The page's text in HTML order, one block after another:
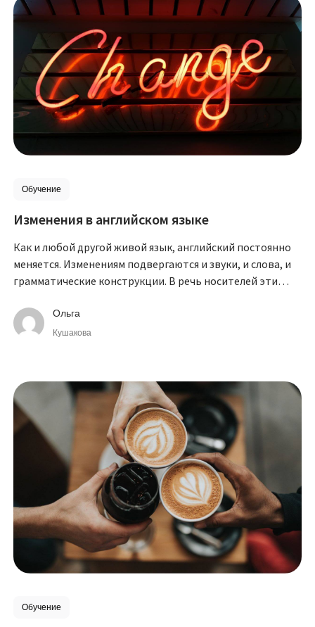
Обучение
Изменения в английском языке
Как и любой другой живой язык, английский постоянно
меняется. Изменениям подвергаются и звуки, и слова, и
грамматические конструкции. В речь носителей эти
изучает английский как иностранный, приходится
сложнее.
Ольга
Кушакова
Обучение